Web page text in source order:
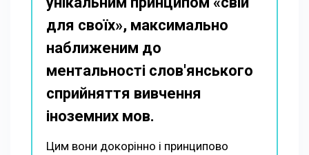
для своїх», максимально
наближеним до
ментальності слов'янського
сприйняття вивчення
іноземних мов.
Цим вони докорінно і принципово